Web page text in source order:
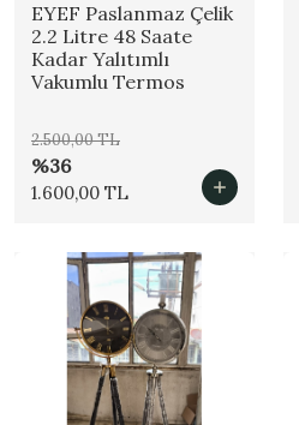
EYEF Paslanmaz Çelik
2.2 Litre 48 Saate
Kadar Yalıtımlı
Vakumlu Termos
2.500,00 TL
%36
1.600,00 TL